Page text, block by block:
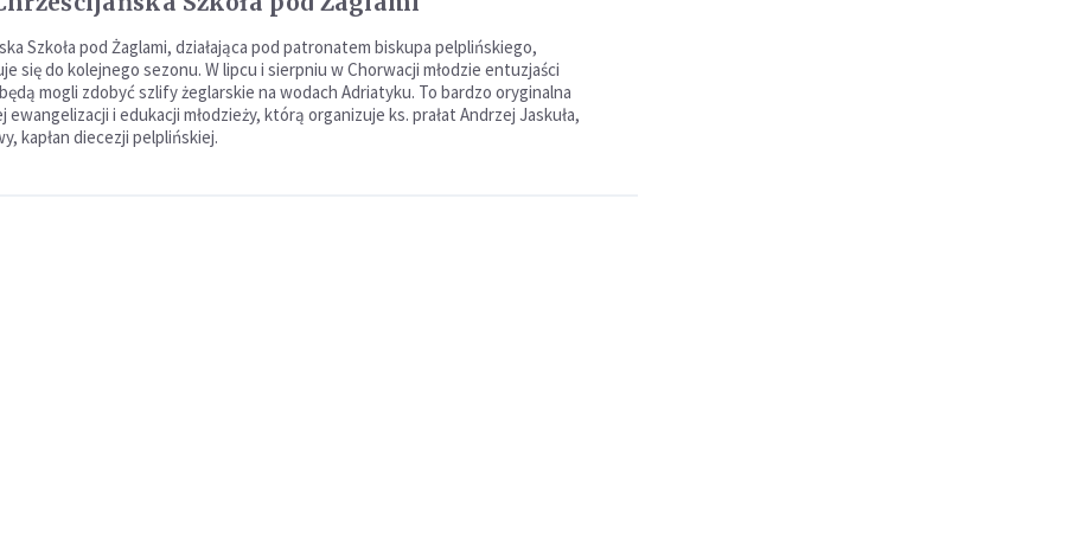
Szkoła pod Żaglami, działająca pod patronatem biskupa pelplińskiego,
się do kolejnego sezonu. W lipcu i sierpniu w Chorwacji młodzie entuzjaści
mogli zdobyć szlify żeglarskie na wodach Adriatyku. To bardzo oryginalna
ewangelizacji i edukacji młodzieży, którą organizuje ks. prałat Andrzej Jaskuła,
kapłan diecezji pelplińskiej.